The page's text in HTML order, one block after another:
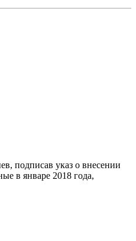
подписав указ о внесении
в январе 2018 года,